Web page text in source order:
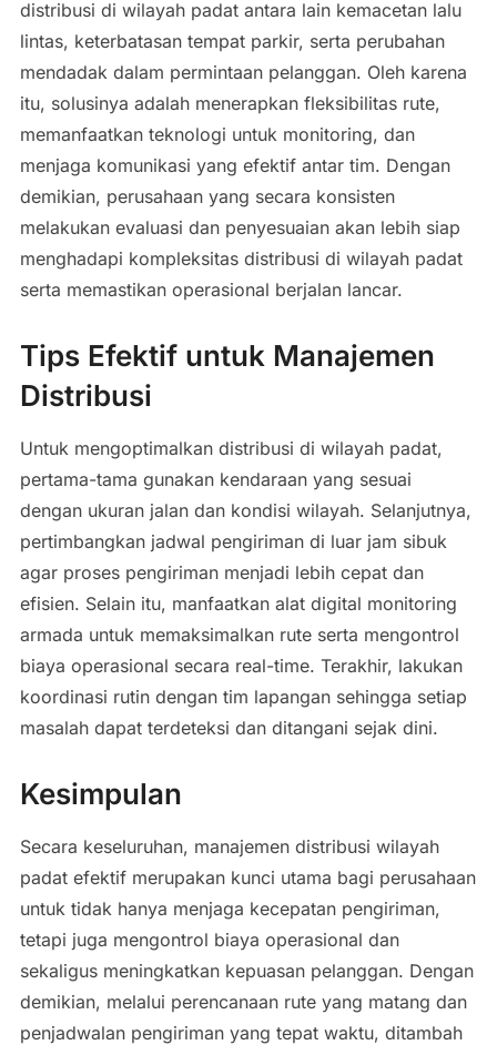
distribusi di wilayah padat antara lain kemacetan lalu
lintas, keterbatasan tempat parkir, serta perubahan
mendadak dalam permintaan pelanggan. Oleh karena
itu, solusinya adalah menerapkan fleksibilitas rute,
memanfaatkan teknologi untuk monitoring, dan
menjaga komunikasi yang efektif antar tim. Dengan
demikian, perusahaan yang secara konsisten
melakukan evaluasi dan penyesuaian akan lebih siap
menghadapi kompleksitas distribusi di wilayah padat
serta memastikan operasional berjalan lancar.
Tips Efektif untuk Manajemen
Distribusi
Untuk mengoptimalkan distribusi di wilayah padat,
pertama-tama gunakan kendaraan yang sesuai
dengan ukuran jalan dan kondisi wilayah. Selanjutnya,
pertimbangkan jadwal pengiriman di luar jam sibuk
agar proses pengiriman menjadi lebih cepat dan
efisien. Selain itu, manfaatkan alat digital monitoring
armada untuk memaksimalkan rute serta mengontrol
biaya operasional secara real-time. Terakhir, lakukan
koordinasi rutin dengan tim lapangan sehingga setiap
masalah dapat terdeteksi dan ditangani sejak dini.
Kesimpulan
Secara keseluruhan, manajemen distribusi wilayah
padat efektif merupakan kunci utama bagi perusahaan
untuk tidak hanya menjaga kecepatan pengiriman,
tetapi juga mengontrol biaya operasional dan
sekaligus meningkatkan kepuasan pelanggan. Dengan
demikian, melalui perencanaan rute yang matang dan
penjadwalan pengiriman yang tepat waktu, ditambah